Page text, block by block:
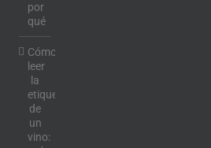
por
qué
Cómo
leer
la
etiqueta
de
un
vino: